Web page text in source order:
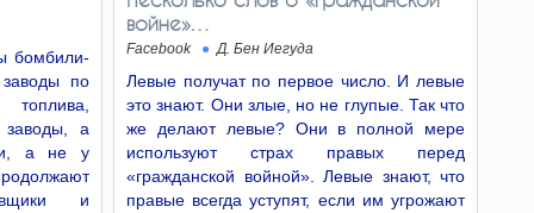
Анкориджа, на глубине около 10 километров.
жизнь кажется тяжелее,
объяснили эксперты
Почему именно утром
симптомы подавленного
настроения могут быть наиболее сильными и
какие простые привычки помогают сделать
начало дня значительно легче.
бомбили-
по
заводы, а
а не у
и
войне»…
Facebook Д. Бен Иегуда
Левые получат по первое число. И левые
это знают. Они злые, но не глупые. Так что
же делают левые? Они в полной мере
используют страх правых перед
«гражданской войной». Левые знают, что
правые всегда уступят, если им угрожают